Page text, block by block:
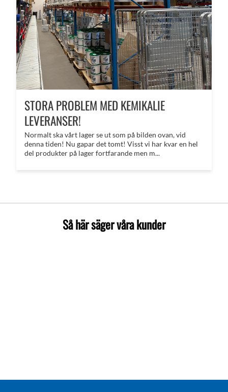
STORA PROBLEM MED KEMIKALIE
LEVERANSER!
Normalt ska vårt lager se ut som på bilden ovan, vid
denna tiden! Nu gapar det tomt! Visst vi har kvar en hel
del produkter på lager fortfarande men m...
Så här säger våra kunder